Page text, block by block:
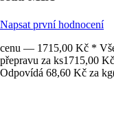
Napsat první hodnocení
cenu — 1715,00 Kč *
přepravu za ks1715,00 Kč
Odpovídá 68,60 Kč za kg